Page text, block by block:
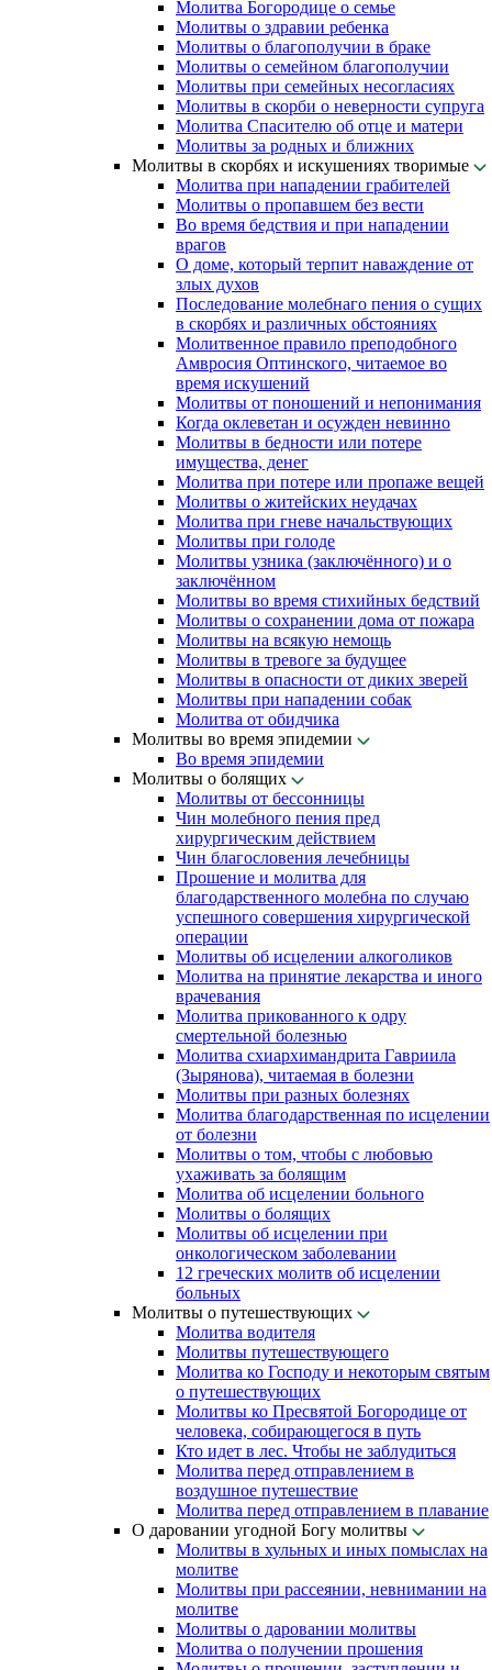
Молитва Богородице о семье
Молитвы о здравии ребенка
Молитвы о благополучии в браке
Молитвы о семейном благополучии
Молитвы при семейных несогласиях
Молитвы в скорби о неверности супруга
Молитва Спасителю об отце и матери
Молитвы за родных и ближних
Молитвы в скорбях и искушениях творимые
Молитва при нападении грабителей
Молитвы о пропавшем без вести
Во время бедствия и при нападении
врагов
О доме, который терпит наваждение от
злых духов
Последование молебнаго пения о сущих
в скорбях и различных обстояниях
Молитвенное правило преподобного
Амвросия Оптинского, читаемое во
время искушений
Молитвы от поношений и непонимания
Когда оклеветан и осужден невинно
Молитвы в бедности или потере
имущества, денег
Молитва при потере или пропаже вещей
Молитвы о житейских неудачах
Молитва при гневе начальствующих
Молитвы при голоде
Молитвы узника (заключённого) и о
заключённом
Молитвы во время стихийных бедствий
Молитвы о сохранении дома от пожара
Молитвы на всякую немощь
Молитвы в тревоге за будущее
Молитвы в опасности от диких зверей
Молитвы при нападении собак
Молитва от обидчика
Молитвы во время эпидемии
Во время эпидемии
Молитвы о болящих
Молитвы от бессонницы
Чин молебного пения пред
хирургическим действием
Чин благословения лечебницы
Прошение и молитва для
благодарственного молебна по случаю
успешного совершения хирургической
операции
Молитвы об исцелении алкоголиков
Молитва на принятие лекарства и иного
врачевания
Молитва прикованного к одру
смертельной болезнью
Молитва схиархимандрита Гавриила
(Зырянова), читаемая в болезни
Молитвы при разных болезнях
Молитва благодарственная по исцелении
от болезни
Молитвы о том, чтобы с любовью
ухаживать за болящим
Молитва об исцелении больного
Молитвы о болящих
Молитвы об исцелении при
онкологическом заболевании
12 греческих молитв об исцелении
больных
Молитвы о путешествующих
Молитва водителя
Молитвы путешествующего
Молитва ко Господу и некоторым святым
о путешествующих
Молитвы ко Пресвятой Богородице от
человека, собирающегося в путь
Кто идет в лес. Чтобы не заблудиться
Молитва перед отправлением в
воздушное путешествие
Молитва перед отправлением в плавание
О даровании угодной Богу молитвы
Молитвы в хульных и иных помыслах на
молитве
Молитвы при рассеянии, невнимании на
молитве
Молитвы о даровании молитвы
Молитва о получении прошения